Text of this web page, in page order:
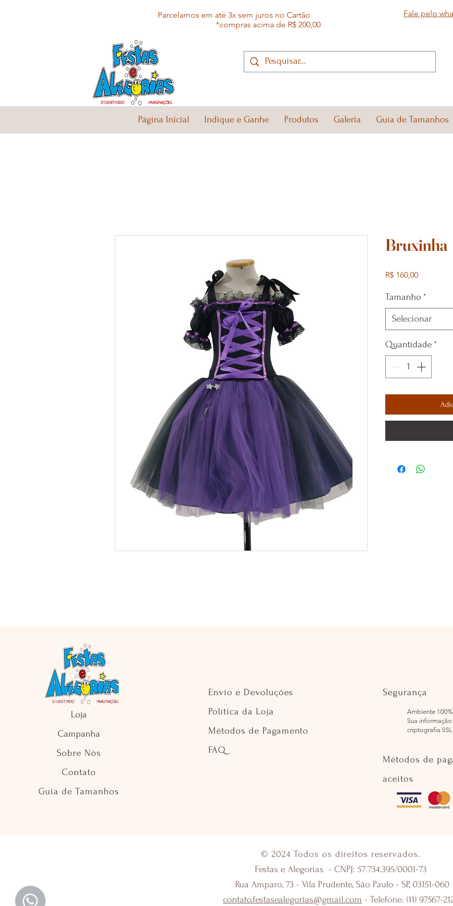
Parcelamos em até 3x sem juros no Cartão Fale pelo
*compras acima de R$ 200,00
Página Inicial Indique e Ganhe Produtos Galeria Guia de Tamanhos
Bruxinha
R$ 160,00Preço
Tamanho *
Selecionar
Quantidade *
Loja
Campanha
Sobre Nós
Contato
Guia de Tamanhos
Envio e Devoluções
Política da Loja
Métodos de Pagamento
FAQ
Segurança
Ambiente
Sua
criptografia
Métodos de
aceitos
© 2024 Todos os direitos reservados.
Festas e Alegorias - CNPJ: 57.734.395/0001-73
Rua Amparo, 73 - Vila Prudente, São Paulo - SP, 03151-060
contato.festasealegorias@gmail.com - Telefone: (11) 97567-